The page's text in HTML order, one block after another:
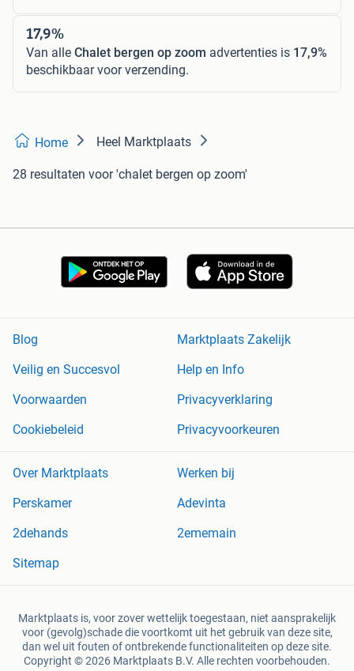
17,9%
Van alle Chalet bergen op zoom advertenties is 17,9%
beschikbaar voor verzending.
Home Heel Marktplaats
28 resultaten voor 'chalet bergen op zoom'
Blog
Marktplaats Zakelijk
Veilig en Succesvol
Help en Info
Voorwaarden
Privacyverklaring
Cookiebeleid
Privacyvoorkeuren
Over Marktplaats
Werken bij
Perskamer
Adevinta
2dehands
2ememain
Sitemap
Marktplaats is, voor zover wettelijk toegestaan, niet aansprakelijk
voor (gevolg)schade die voortkomt uit het gebruik van deze site,
dan wel uit fouten of ontbrekende functionaliteiten op deze site.
Copyright © 2026 Marktplaats B.V. Alle rechten voorbehouden.